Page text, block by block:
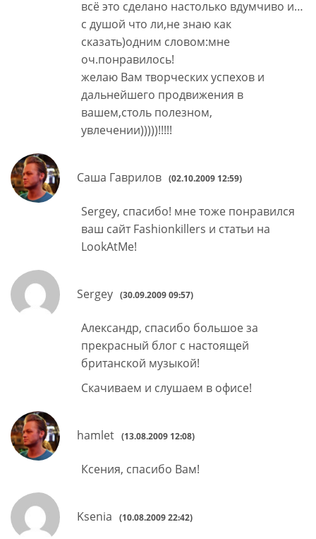
всё это сделано настолько вдумчиво и…
с душой что ли,не знаю как
сказать)одним словом:мне
оч.понравилось!
желаю Вам творческих успехов и
дальнейшего продвижения в
вашем,столь полезном,
увлечении)))))!!!!!
Саша Гаврилов (02.10.2009 12:59)
Sergey, спасибо! мне тоже понравился
ваш сайт Fashionkillers и статьи на
LookAtMe!
Sergey (30.09.2009 09:57)
Александр, спасибо большое за
прекрасный блог с настоящей
британской музыкой!
Скачиваем и слушаем в офисе!
hamlet (13.08.2009 12:08)
Ксения, спасибо Вам!
Ksenia (10.08.2009 22:42)